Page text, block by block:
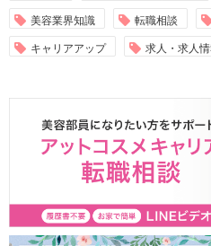
美容業界知識 転職相談
キャリアアップ 求人・求人